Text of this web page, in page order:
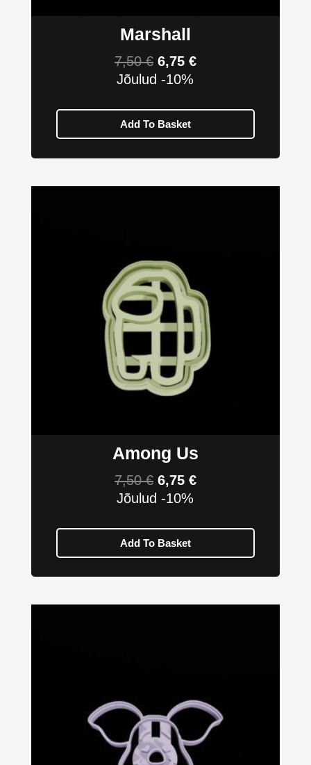
Marshall
7,50€ 6,75 €
Jõulud -10%
Add To Basket
Among Us
7,50€ 6,75 €
Jõulud -10%
Add To Basket